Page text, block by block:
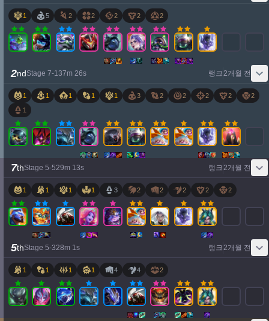
1 5 2 2 2 2 2
2ndStage 7-137m 26s 랭크2개월 전
1 1 1 1 1 3 2 2 2 2
2
1
7thStage 5-529m 13s 랭크2개월 전
1 1 1 1 3 2 2 2 2 2
5thStage 5-328m 1s 랭크2개월 전
1 1 1 1 4 4 2